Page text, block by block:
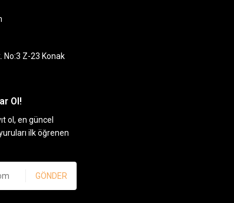
No:3 Z-23 Konak
Ol!
ol, en güncel
ilk öğrenen
GÖNDER